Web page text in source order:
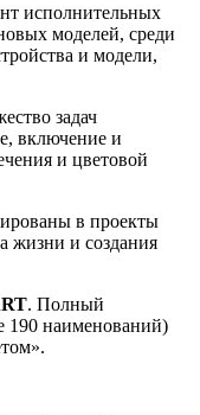
исполнительных
моделей, среди
и модели,
задач
включение и
и цветовой
в проекты
жизни и создания
. Полный
190 наименований)